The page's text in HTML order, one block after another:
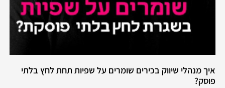
איך מנהלי שיווק בכירים שומרים על שפיות תחת לחץ בלתי
פוסק?